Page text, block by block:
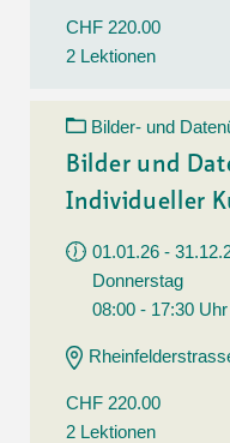
CHF 220.00
2 Lektionen
Bilder- und
Bilder und
Individueller
01.01.26 -
Donnerstag
08:00 - 17:30 Uhr
CHF 220.00
2 Lektionen